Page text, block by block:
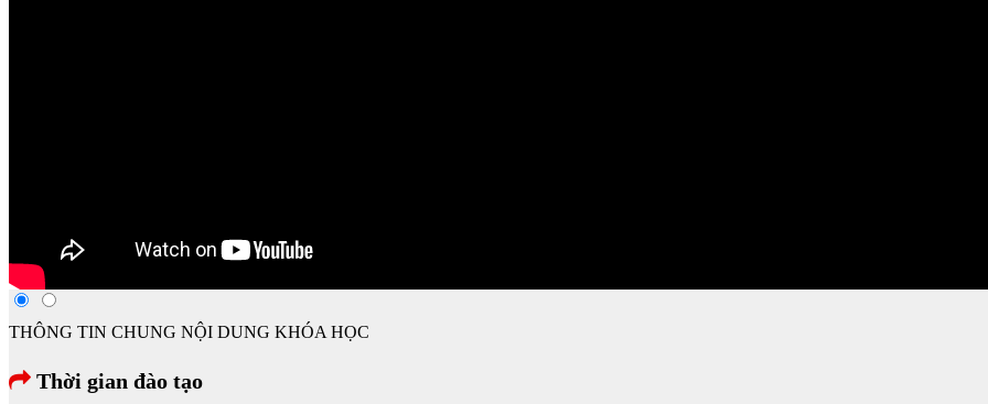
THÔNG TIN CHUNG NỘI DUNG KHÓA HỌC
Thời gian đào tạo